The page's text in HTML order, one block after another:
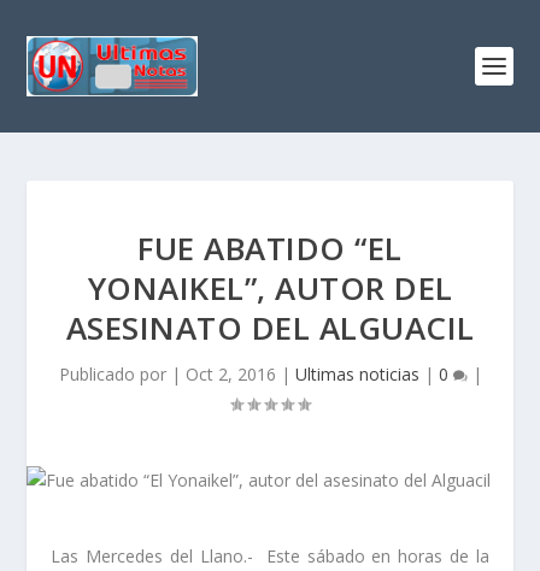
FUE ABATIDO “EL
YONAIKEL”, AUTOR DEL
ASESINATO DEL ALGUACIL
Publicado por | Oct 2, 2016 | Ultimas noticias | 0 |
Las Mercedes del Llano.- Este sábado en horas de la